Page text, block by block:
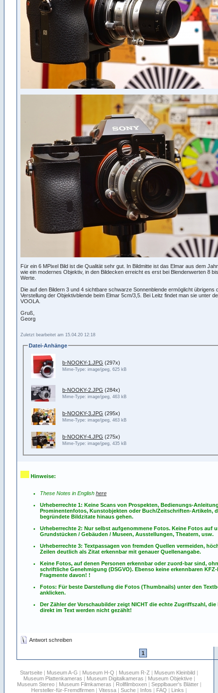
Für ein 6 MPixel Bild ist die Qualität sehr gut. In Bildmitte ist das Elmar aus dem
wie ein modernes Objektiv, in den Bildecken erreicht es erst bei Blendenwerten 8
Werte.
Die auf den Bildern 3 und 4 sichtbare schwarze Sonnenblende ermöglicht übrigens
Verstellung der Objektivblende beim Elmar 5cm/3,5. Bei Leitz findet man sie unter
VOOLA.
Gruß,
Georg
Zuletzt bearbeitet am 15.04.20 12:18
Datei-Anhänge
b-NOOKY-1.JPG (297x)
Mime-Type: image/jpeg, 625 kB
b-NOOKY-2.JPG (284x)
Mime-Type: image/jpeg, 463 kB
b-NOOKY-3.JPG (295x)
Mime-Type: image/jpeg, 463 kB
b-NOOKY-4.JPG (275x)
Mime-Type: image/jpeg, 435 kB
Hinweise:
These Notes in English here
Urheberrechte 1: Keine Scans von Prospekten, Bedienungs-
Prominentenfotos, Kunstobjekten oder Buch/Zeitschriften-Artikeln,
begründete Bildzitate hinaus gehen.
Urheberrechte 2: Nur selbst aufgenommene Fotos. Keine Fotos auf
Grundstücken / Gebäuden / Museen, Ausstellungen, Theatern, usw.
Urheberrechte 3: Textpassagen von fremden Quellen vermeiden,
Zeilen deutlich als Zitat erkennbar mit genauer Quellenangabe.
Keine Fotos, auf denen Personen erkennbar oder zuord-bar sind,
schriftliche Genehmigung (DSGVO). Ebenso keine erkennbaren
Fragmente davon! !
Fotos: Für beste Darstellung die Fotos (Thumbnails) unter den
anklicken.
Der Zähler der Vorschaubilder zeigt NICHT die echte Zugriffszahl,
direkt im Text werden nicht gezählt!
Antwort schreiben
1
Startseite | Museum A-G | Museum H-Q | Museum R-Z | Museum Kleinbild |
Museum Plattenkameras | Museum Digitalkameras | Museum Objektive|
Museum Stereo| Museum Filmkameras | Rollfilmboxen| Sepplbauer's Blätter|
Hersteller-für-Fremdfirmen | Vitessa | Suche | Infos | FAQ | Links |